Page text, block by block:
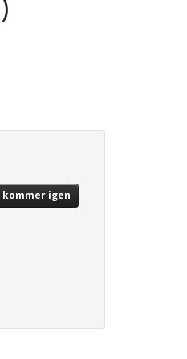
igen